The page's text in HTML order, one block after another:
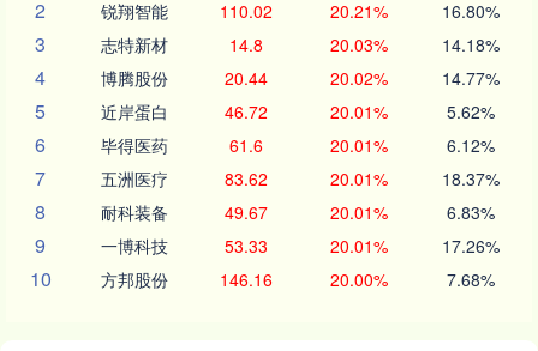
2 锐翔智能 110.02 20.21% 16.80%
3 志特新材 14.8 20.03% 14.18%
4 博腾股份 20.44 20.02% 14.77%
5 近岸蛋白 46.72 20.01% 5.62%
6 毕得医药 61.6 20.01% 6.12%
7 五洲医疗 83.62 20.01% 18.37%
8 耐科装备 49.67 20.01% 6.83%
9 一博科技 53.33 20.01% 17.26%
10 方邦股份 146.16 20.00% 7.68%